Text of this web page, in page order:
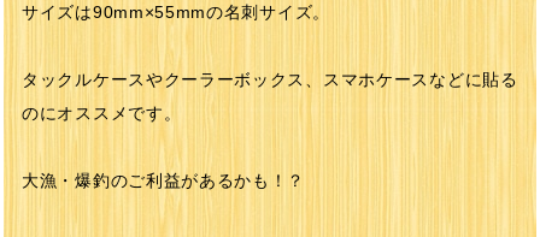
サイズは90mm×55mmの名刺サイズ。
タックルケースやクーラーボックス、スマホケースなどに貼る
のにオススメです。
大漁・爆釣のご利益があるかも！？